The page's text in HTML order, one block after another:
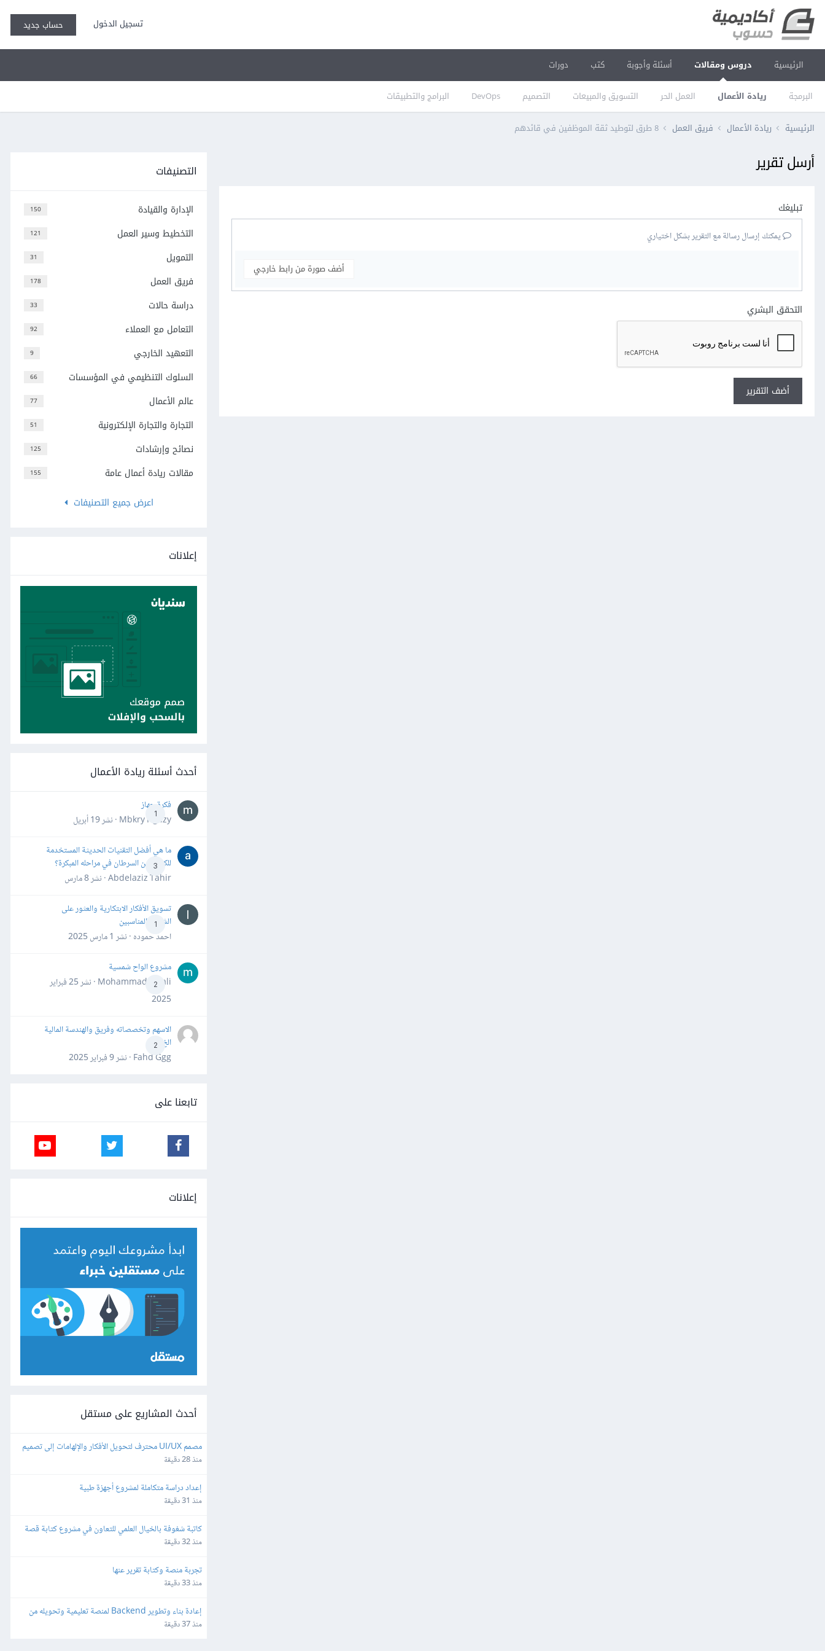
تسجيل الدخول حساب جديد
الرئيسية دروس ومقالات
البرمجة ريادة الأعمال العمل الحر التسويق والمبيعات التصميم DevOps البرامج والتطبيقات
أسئلة وأجوبة كتب دورات
الرئيسية ريادة الأعمال فريق العمل 8 طرق لتوطيد ثقة الموظفين في قائدهم
أرسل تقرير
تبليغك
يمكنك إرسال رسالة مع التقرير بشكل اختياري
أضف صورة من رابط خارجي
التحقق البشري
أضف التقرير
التصنيفات
150 الإدارة والقيادة
121 التخطيط وسير العمل
31 التمويل
178 فريق العمل
33 دراسة حالات
92 التعامل مع العملاء
9 التعهيد الخارجي
66 السلوك التنظيمي في المؤسسات
77 عالم الأعمال
51 التجارة والتجارة الإلكترونية
125 نصائح وإرشادات
155
مقالات ريادة أعمال عامة
اعرض جميع التصنيفات
إعلانات
أحدث أسئلة ريادة الأعمال
1
فكرة جهاز
Mbkry Hgazy · نشر
19 أبريل
3
ما هي أفضل التقنيات الحديثة المستخدمة
للكشف عن السرطان في مراحله المبكرة؟
Abdelaziz Tahir · نشر
8 مارس
1
تسويق الأفكار الابتكارية والعثور على
الشركاء المناسبين
احمد حموده · نشر 1 مارس 2025
2
مشروع الواح شمسية
Mohammad Awali · نشر
25 فبراير
2025
2
الاسهم وتخصصاته وفريق والهندسة المالية
الخ
Fahd Ggg · نشر
9 فبراير 2025
تابعنا على
إعلانات
أحدث المشاريع على مستقل
موقع متكامل
منذ 28 دقيقة
إعداد دراسة متكاملة لمشروع أجهزة طبية
منذ 31 دقيقة
خيالية
منذ 32 دقيقة
تجربة منصة وكتابة تقرير عنها
منذ 33 دقيقة
Flask إلى Node.js
منذ 37 دقيقة